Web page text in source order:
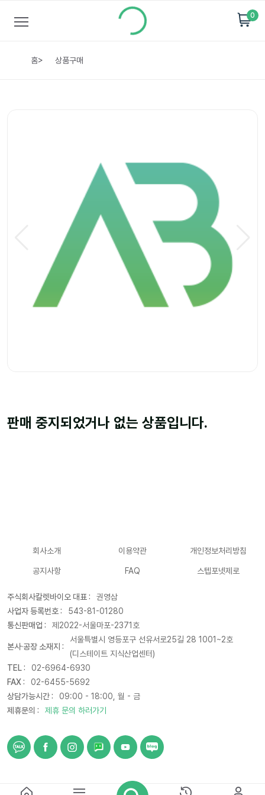
0
홈> 상품구매
판매 중지되었거나 없는 상품입니다.
회사소개 이용약관 개인정보처리방침
공지사항 FAQ 스텝포넷제로
주식회사칼렛바이오 대표 :
권영삼
사업자 등록번호 :
543-81-01280
통신판매업 :
제2022-서울마포-2371호
본사·공장 소재지 :
서울특별시 영등포구 선유서로25길 28 1001~2호
(디스테이트 지식산업센터)
TEL :
02-6964-6930
FAX :
02-6455-5692
상담가능시간 :
09:00 - 18:00, 월 - 금
제휴문의 :
제휴 문의 하러가기